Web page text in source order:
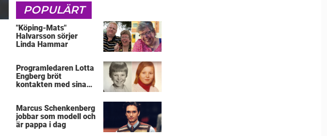
POPULÄRT
"Köping-Mats"
Halvarsson sörjer
Linda Hammar
Programledaren Lotta
Engberg bröt
kontakten med sina
Marcus Schenkenberg
jobbar som modell och
är pappa i dag